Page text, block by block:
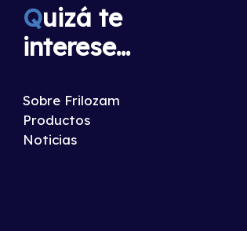
Quizá te
interese...
Sobre Frilozam
Productos
Noticias